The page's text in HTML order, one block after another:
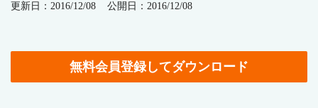
更新日：2016/12/08
公開日：2016/12/08
無料会員登録してダウンロード